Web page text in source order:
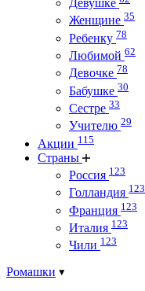
Девушке
Женщине 35
Ребенку 78
Любимой 62
Девочке 78
Бабушке 30
Сестре 33
Учителю 29
Акции 115
Страны
Россия 123
Голландия 123
Франция 123
Италия 123
Чили 123
Ромашки